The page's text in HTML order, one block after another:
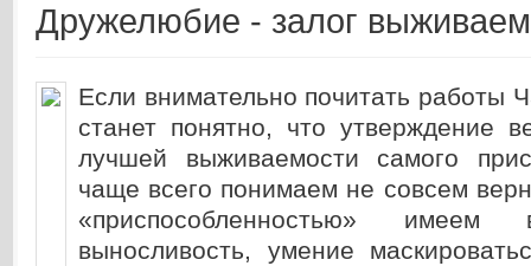
Дружелюбие - залог
Если внимательно почитать работы
станет понятно, что утверждение
лучшей выживаемости самого
чаще всего понимаем не совсем
«приспособленностью»
выносливость, умение